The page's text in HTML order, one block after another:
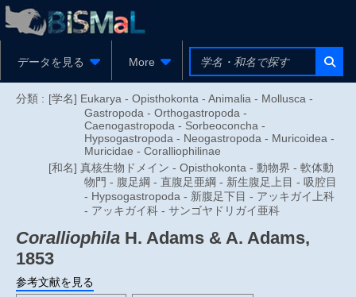
データを見る More
分類 : [学名] Eukarya - Opisthokonta - Animalia - Mollusca -
Gastropoda - Orthogastropoda -
Caenogastropoda - Sorbeoconcha -
Hypsogastropoda - Neogastropoda - Muricoidea -
Muricidae - Coralliophilinae
[和名] 真核生物ドメイン - Opisthokonta - 動物界 - 軟体動
物門 - 腹足綱 - 直腹足亜綱 - 新生腹足上目 - 吸腔目
- Hypsogastropoda - 新腹足下目 - アッキガイ上科
- アッキガイ科 - サンゴヤドリガイ亜科
Coralliophila H. Adams & A. Adams,
1853
参考文献を見る